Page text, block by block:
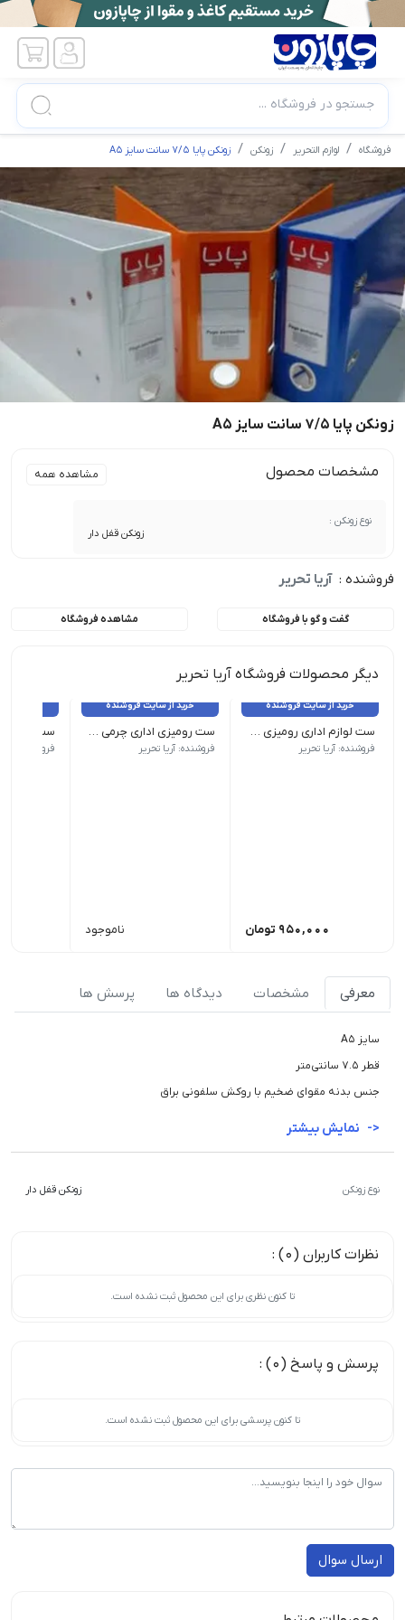
جستجو در فروشگاه ...
فروشگاه لوازم التحریر زونکن زونکن پایا 7/5 سانت سایز A5
زونکن پایا 7/5 سانت سایز A5
مشخصات محصول مشاهده همه
نوع زونکن :
زونکن قفل دار
فروشنده : آریا تحریر
گفت و گو با فروشگاه مشاهده فروشگاه
دیگر محصولات فروشگاه آریا تحریر
خرید از سایت فروشنده
ست لوازم اداری رومیزی سورنا مدل B201 ابعاد ۲۵۰x۱۲۰x۷۰ میلی‌متر | رنگ مشکی | کیفیت ساخت فلز توری | اقلام ست جای یادداشت، جای گیره و کلیپس، جاقلمی و استند موبایل
فروشنده: آریا تحریر
950,000 تومان
خرید از سایت فروشنده
ست رومیزی اداری چرمی 7 تکه شهاب تحریر مدل 110
جنس چرم مصنوعی مرغوب | اقلام ست
فروشنده: آریا تحریر
ناموجود
جنس چوب
فروشنده:
معرفی مشخصات دیدگاه ها پرسش ها
سایز A5
قطر 7.5 سانتی‌متر
جنس بدنه مقوای ضخیم با روکش سلفونی براق
نوع زونکن زونکن قفل دار
نظرات کاربران (0) :
تا کنون نظری برای این محصول ثبت نشده است.
پرسش و پاسخ (0) :
تا کنون پرسشی برای این محصول ثبت نشده است.
ارسال سوال